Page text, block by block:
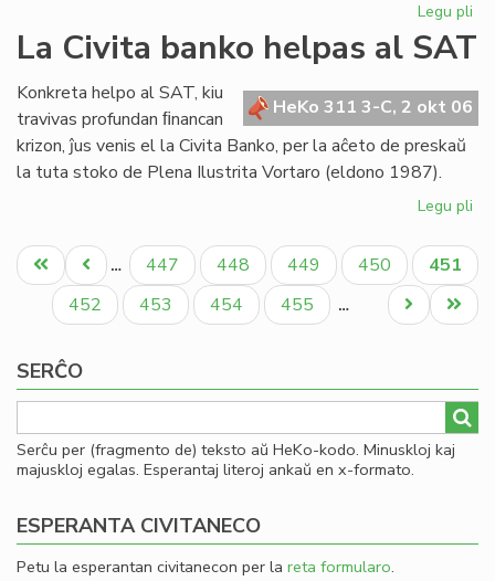
Legu pli
La Civita banko helpas al SAT
HeKo 311 3-C, 2 okt 06
Konkreta helpo al SAT, kiu
travivas profundan ﬁnancan
krizon, ĵus venis el la Civita Banko, per la aĉeto de preskaŭ
la tuta stoko de Plena Ilustrita Vortaro (eldono 1987).
Legu pli
al
Pagination
Unua
paĝo
Antaŭa
paĝo
… Paĝo
447 Paĝo
448 Paĝo
449 Paĝo
450
Aktuala
paĝo
451
Paĝo
452 Paĝo
453 Paĝo
454 Paĝo
455 …
Last
page
Next
page
SERĈO
Serĉu per (fragmento de) teksto aŭ HeKo-kodo. Minuskloj kaj
majuskloj egalas. Esperantaj literoj ankaŭ en x-formato.
ESPERANTA CIVITANECO
Petu la esperantan civitanecon per la reta formularo.